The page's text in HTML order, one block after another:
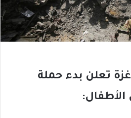
تعلن بدء حملة